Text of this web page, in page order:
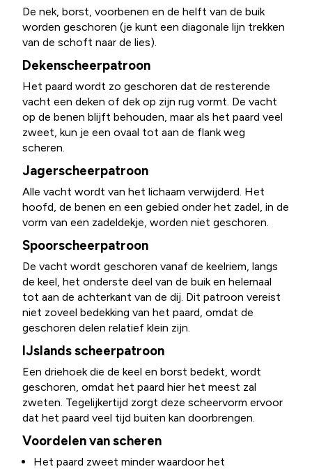
De nek, borst, voorbenen en de helft van de buik
worden geschoren (je kunt een diagonale lijn trekken
van de schoft naar de lies).
Dekenscheerpatroon
Het paard wordt zo geschoren dat de resterende
vacht een deken of dek op zijn rug vormt. De vacht
op de benen blijft behouden, maar als het paard veel
zweet, kun je een ovaal tot aan de flank weg
scheren.
Jagerscheerpatroon
Alle vacht wordt van het lichaam verwijderd. Het
hoofd, de benen en een gebied onder het zadel, in de
vorm van een zadeldekje, worden niet geschoren.
Spoorscheerpatroon
De vacht wordt geschoren vanaf de keelriem, langs
de keel, het onderste deel van de buik en helemaal
tot aan de achterkant van de dij. Dit patroon vereist
niet zoveel bedekking van het paard, omdat de
geschoren delen relatief klein zijn.
IJslands scheerpatroon
Een driehoek die de keel en borst bedekt, wordt
geschoren, omdat het paard hier het meest zal
zweten. Tegelijkertijd zorgt deze scheervorm ervoor
dat het paard veel tijd buiten kan doorbrengen.
Voordelen van scheren
Het paard zweet minder waardoor het